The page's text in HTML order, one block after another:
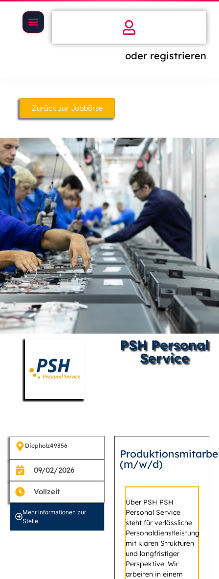
oder registrieren
Zurück zur Jobbörse
PSH Personal
Service
Diepholz49356
09/02/2026
Vollzeit
Mehr Informationen zur
Stelle
(m/w/d)
Über PSH PSH
Personal Service
steht für verlässliche
Personaldienstleistung
mit klaren Strukturen
und langfristiger
Perspektive. Wir
arbeiten in einem